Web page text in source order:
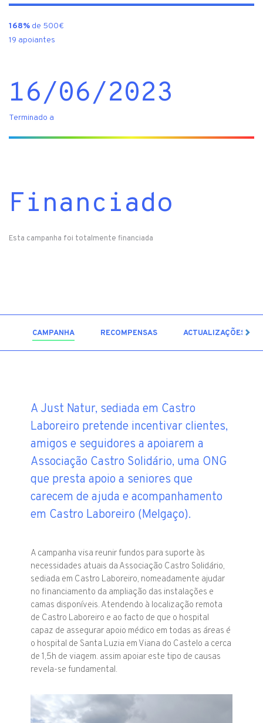
168% de 500€
19 apoiantes
16/06/2023
Terminado a
Financiado
Esta campanha foi totalmente financiada
CAMPANHA RECOMPENSAS ACTUALIZAÇÕES
A Just Natur, sediada em Castro
Laboreiro pretende incentivar clientes,
amigos e seguidores a apoiarem a
Associação Castro Solidário, uma ONG
que presta apoio a seniores que
carecem de ajuda e acompanhamento
em Castro Laboreiro (Melgaço).
A campanha visa reunir fundos para suporte às
necessidades atuais da Associação Castro Solidário,
sediada em Castro Laboreiro, nomeadamente ajudar
no financiamento da ampliação das instalações e
camas disponíveis. Atendendo à localização remota
de Castro Laboreiro e ao facto de que o hospital
capaz de assegurar apoio médico em todas as áreas é
o hospital de Santa Luzia em Viana do Castelo a cerca
de 1,5h de viagem. assim apoiar este tipo de causas
revela-se fundamental.